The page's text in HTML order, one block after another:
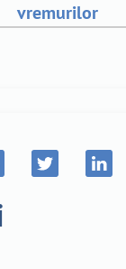
vremurilor